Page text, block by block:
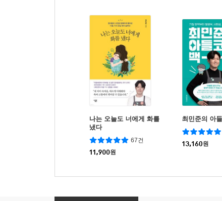
나는 오늘도 너에게 화를
냈다
67건
11,900원
최민준의 아
13,160원